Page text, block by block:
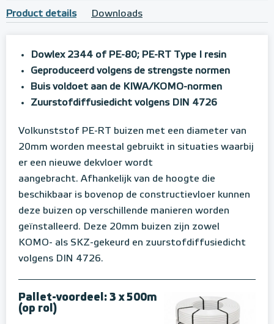
Product details Downloads
Dowlex 2344 of PE-80; PE-RT Type I resin
Geproduceerd volgens de strengste normen
Buis voldoet aan de KIWA/KOMO-normen
Zuurstofdiffusiedicht volgens DIN 4726
Volkunststof PE-RT buizen met een diameter van
20mm worden meestal gebruikt in situaties waarbij
er een nieuwe dekvloer wordt
aangebracht. Afhankelijk van de hoogte die
beschikbaar is bovenop de constructievloer kunnen
deze buizen op verschillende manieren worden
geïnstalleerd. Deze 20mm buizen zijn zowel
KOMO- als SKZ-gekeurd en zuurstofdiffusiedicht
volgens DIN 4726.
Pallet-voordeel: 3 x 500m
(op rol)